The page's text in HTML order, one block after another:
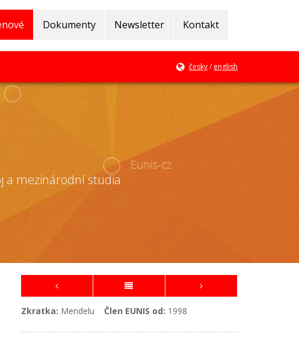
Dokumenty Newsletter Kontakt
česky/english
a mezinárodní studia
Zkratka: Mendelu Člen EUNIS od: 1998